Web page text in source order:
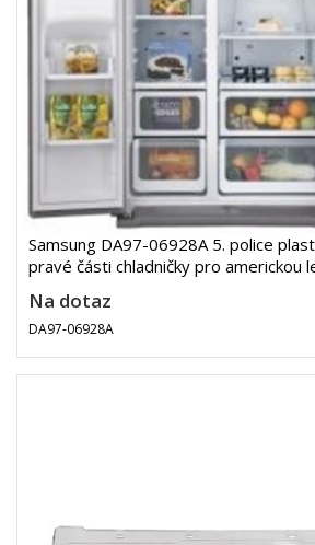
Samsung DA97-06928A 5. police
pravé části chladničky pro americkou
Na dotaz
DA97-06928A